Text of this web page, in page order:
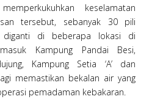
keselamatan
tersebut, sebanyak 30 pili
di beberapa lokasi di
Kampung Pandai Besi,
Kampung Setia ‘A’ dan
memastikan bekalan air yang
pemadaman kebakaran.